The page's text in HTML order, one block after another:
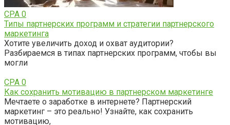
CPA 0
Типы партнерских программ и стратегии партнерского
маркетинга
Хотите увеличить доход и охват аудитории?
Разбираемся в типах партнерских программ, чтобы вы
могли
CPA 0
Как сохранить мотивацию в партнерском маркетинге
Мечтаете о заработке в интернете? Партнерский
маркетинг – это реально! Узнайте, как сохранить
мотивацию,